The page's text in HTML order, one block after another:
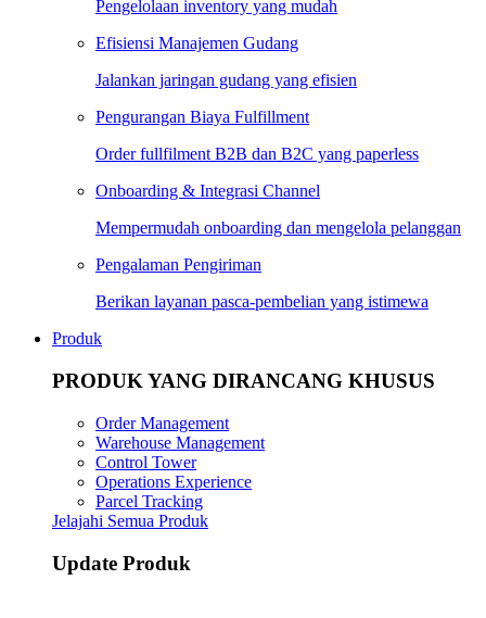
Pengelolaan inventory yang mudah
Efisiensi Manajemen Gudang
Jalankan jaringan gudang yang efisien
Pengurangan Biaya Fulfillment
Order fullfilment B2B dan B2C yang paperless
Onboarding & Integrasi Channel
Mempermudah onboarding dan mengelola pelanggan
Pengalaman Pengiriman
Berikan layanan pasca-pembelian yang istimewa
Produk
PRODUK YANG DIRANCANG KHUSUS
Order Management
Warehouse Management
Control Tower
Operations Experience
Parcel Tracking
Jelajahi Semua Produk
Update Produk